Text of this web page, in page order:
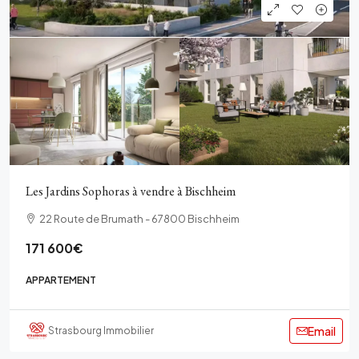
Les Jardins Sophoras à vendre à Bischheim
22 Route de Brumath - 67800 Bischheim
171 600€
APPARTEMENT
Strasbourg Immobilier Email